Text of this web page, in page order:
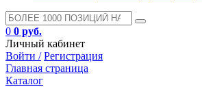
0 0 руб.
Личный кабинет
Войти / Регистрация
Главная страница
Каталог